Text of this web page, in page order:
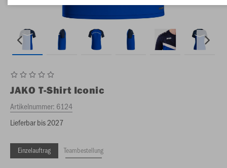
JAKO T-Shirt Iconic
Artikelnummer: 6124
Lieferbar bis 2027
Einzelauftrag Teambestellung